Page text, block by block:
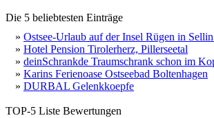
Die 5 beliebtesten Einträge
» Ostsee-Urlaub auf der Insel Rügen in
» Hotel Pension Tirolerherz, Pillerseetal
» deinSchrankde Traumschrank schon im
» Karins Ferienoase Ostseebad Boltenhagen
» DURBAL Gelenkkoepfe
TOP-5 Liste Bewertungen